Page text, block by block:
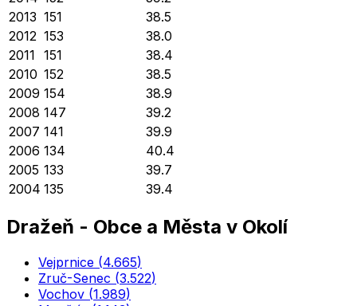
2013 151
38.5
2012 153
38.0
2011 151
38.4
2010 152
38.5
2009 154
38.9
2008 147
39.2
2007 141
39.9
2006 134
40.4
2005 133
39.7
2004 135 39.4
Dražeň - Obce a Města v Okolí
Vejprnice (4.665)
Zruč-Senec (3.522)
Vochov (1.989)